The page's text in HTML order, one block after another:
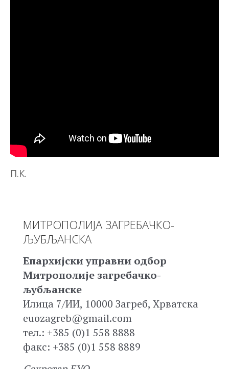
П.К.
МИТРОПОЛИЈА ЗАГРЕБАЧКО-
ЉУБЉАНСКА
Епархијски управни одбор
Митрополије загребачко-
љубљанске
Илица 7/ИИ, 10000 Загреб, Хрватска
euozagreb@gmail.com
тел.: +385 (0)1 558 8888
факс: +385 (0)1 558 8889